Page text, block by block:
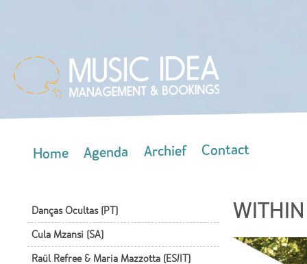
Home Agenda Archief Contact
Danças Ocultas (PT)
Cula Mzansi (SA)
Raül Refree & Maria Mazzotta (ES/IT)
WITHIN